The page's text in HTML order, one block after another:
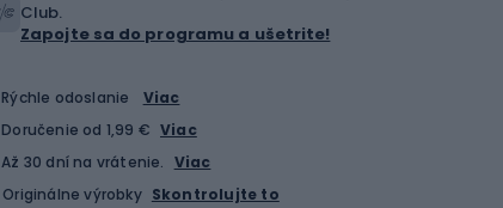
Club.
Zapojte sa do programu a ušetrite!
Rýchle odoslanie
Viac
Doručenie od 1,99 € Viac
Až 30 dní na vrátenie. Viac
Originálne výrobky Skontrolujte to